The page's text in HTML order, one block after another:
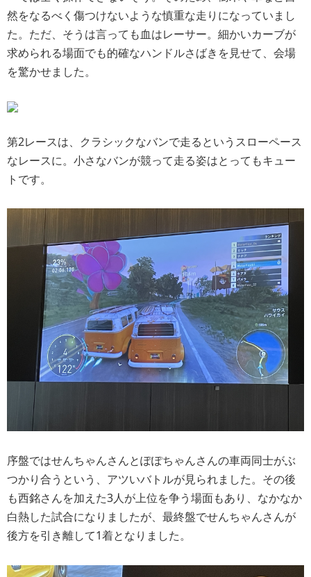
然をなるべく傷つけないような慎重な走りになっていまし
た。ただ、そうは言っても血はレーサー。細かいカーブが
求められる場面でも的確なハンドルさばきを見せて、会場
を驚かせました。
第2レースは、クラシックなバンで走るというスローペース
なレースに。小さなバンが競って走る姿はとってもキュー
トです。
序盤ではせんちゃんさんとぽぽちゃんさんの車両同士がぶ
つかり合うという、アツいバトルが見られました。その後
も西銘さんを加えた3人が上位を争う場面もあり、なかなか
白熱した試合になりましたが、最終盤でせんちゃんさんが
後方を引き離して1着となりました。